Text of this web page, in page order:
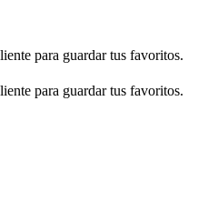
para guardar tus favoritos.
para guardar tus favoritos.